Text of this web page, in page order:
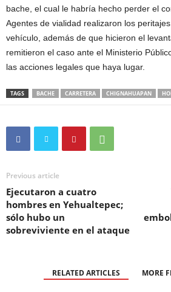
bache, el cual le habría hecho perder el
Agentes de vialidad realizaron los
vehículo, además de que hicieron el
remitieron el caso ante el Ministerio
las acciones legales que haya lugar.
TAGS BACHE CARRETERA CHIGNAHUAPAN
Previous article
Ejecutaron a cuatro
hombres en Yehualtepec;
sólo hubo un
sobreviviente en el ataque
RELATED ARTICLES MORE